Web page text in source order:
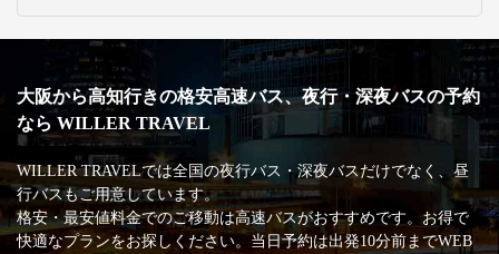
大阪から高知行きの格安高速バス、夜行・深夜バスの予約
なら WILLER TRAVEL
WILLER TRAVELでは全国の夜行バス・深夜バスだけでなく、昼
行バスもご用意しています。
格安・最安値料金でのご移動は高速バスがおすすめです。お得で
快適なプランをお探しください。当日予約は出発10分前までWEB